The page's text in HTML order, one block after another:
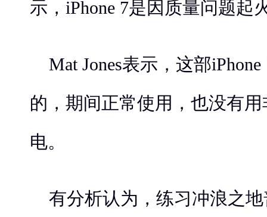
示，iPhone 7是因质量问题起
Mat Jones表示，这部
的，期间正常使用，也没有
电。
有分析认为，练习冲浪之